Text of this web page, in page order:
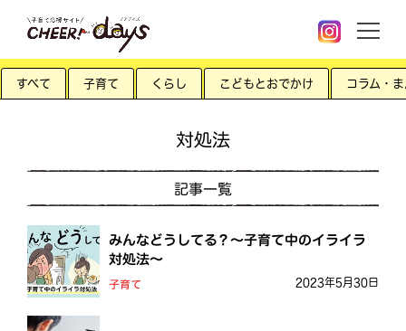
すべて 子育て くらし こどもとおでかけ コラム・
対処法
記事一覧
みんなどうしてる？～子育て中のイライラ
対処法～
子育て 2023年5月30日